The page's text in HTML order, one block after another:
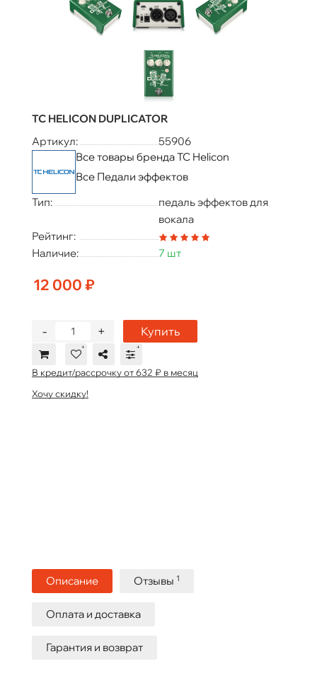
TC HELICON DUPLICATOR
Артикул:
55906
Все товары бренда TC Helicon
Все Педали эффектов
Тип:
педаль эффектов для
вокала
Рейтинг:
Наличие:
7 шт
12 000 ₽
+
- Купить
В кредит/рассрочку от 632 ₽ в месяц
Хочу скидку!
Описание Отзывы 1
Оплата и доставка
Гарантия и возврат